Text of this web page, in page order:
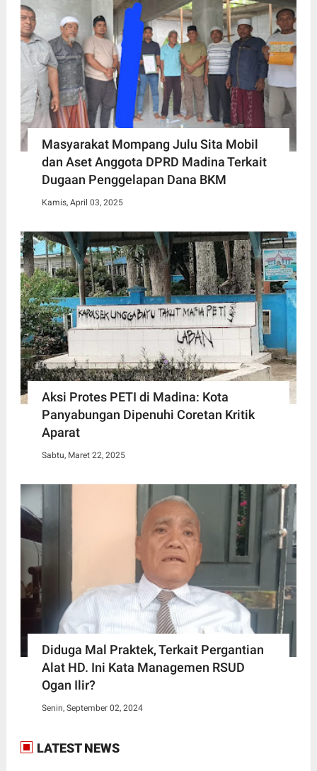
Masyarakat Mompang Julu Sita Mobil
dan Aset Anggota DPRD Madina Terkait
Dugaan Penggelapan Dana BKM
Kamis, April 03, 2025
Aksi Protes PETI di Madina: Kota
Panyabungan Dipenuhi Coretan Kritik
Aparat
Sabtu, Maret 22, 2025
Diduga Mal Praktek, Terkait Pergantian
Alat HD. Ini Kata Managemen RSUD
Ogan Ilir?
Senin, September 02, 2024
LATEST NEWS